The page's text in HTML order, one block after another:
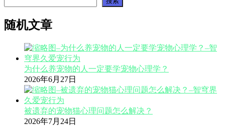
随机文章
为什么养宠物的人一定要学宠物心理学？
2026年6月27日
被遗弃的宠物猫心理问题怎么解决？
2026年7月24日